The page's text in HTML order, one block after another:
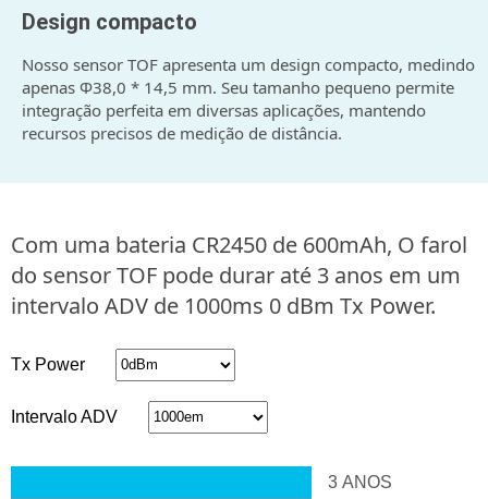
Design compacto
Nosso sensor TOF apresenta um design compacto, medindo
apenas Φ38,0 * 14,5 mm. Seu tamanho pequeno permite
integração perfeita em diversas aplicações, mantendo
recursos precisos de medição de distância.
Com uma bateria CR2450 de 600mAh, O farol
do sensor TOF pode durar até 3 anos em um
intervalo ADV de 1000ms 0 dBm Tx Power.
Tx Power
Intervalo ADV
3 ANOS